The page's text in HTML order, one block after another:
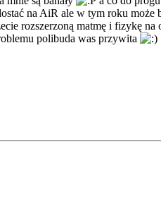
na AiR ale w tym roku
rozszerzoną matmę i fizykę
polibuda was przywita